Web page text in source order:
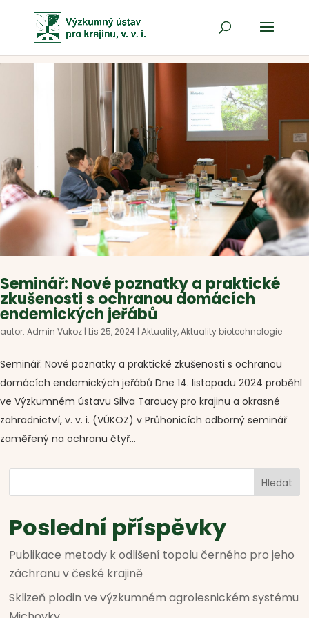
Seminář: Nové poznatky a praktické
zkušenosti s ochranou domácích
endemických jeřábů
autor: Admin Vukoz | Lis 25, 2024 | Aktuality,Aktuality biotechnologie
Seminář: Nové poznatky a praktické zkušenosti s ochranou
domácích endemických jeřábů Dne 14. listopadu 2024 proběhl
ve Výzkumném ústavu Silva Taroucy pro krajinu a okrasné
zahradnictví, v. v. i. (VÚKOZ) v Průhonicích odborný seminář
zaměřený na ochranu čtyř...
Hledat
Poslední příspěvky
Publikace metody k odlišení topolu černého pro jeho
záchranu v české krajině
Sklizeň plodin ve výzkumném agrolesnickém systému